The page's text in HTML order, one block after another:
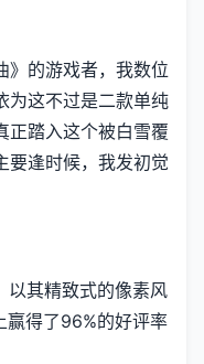
》的游戏者，我数位
为这不过是二款​​单纯
正踏入这个被白雪覆
要逢时候，我发初觉
其精致式的像素风
赢得了​​96%的好评率​​